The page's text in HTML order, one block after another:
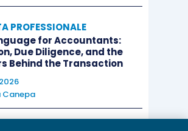
PROFESSIONALE
for Accountants:
Due Diligence, and the
Behind the Transaction
Canepa